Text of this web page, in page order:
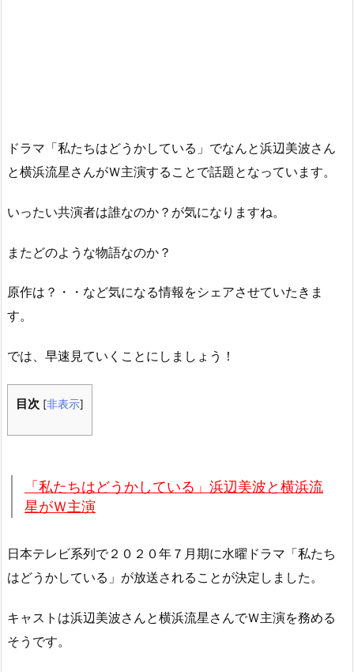
ドラマ「私たちはどうかしている」でなんと浜辺美波さん
と横浜流星さんがＷ主演することで話題となっています。
いったい共演者は誰なのか？が気になりますね。
またどのような物語なのか？
原作は？・・など気になる情報をシェアさせていたきま
す。
では、早速見ていくことにしましょう！
目次 [非表示]
「私たちはどうかしている」浜辺美波と横浜流
星がＷ主演
日本テレビ系列で２０２０年７月期に水曜ドラマ「私たち
はどうかしている」が放送されることが決定しました。
キャストは浜辺美波さんと横浜流星さんでＷ主演を務める
そうです。